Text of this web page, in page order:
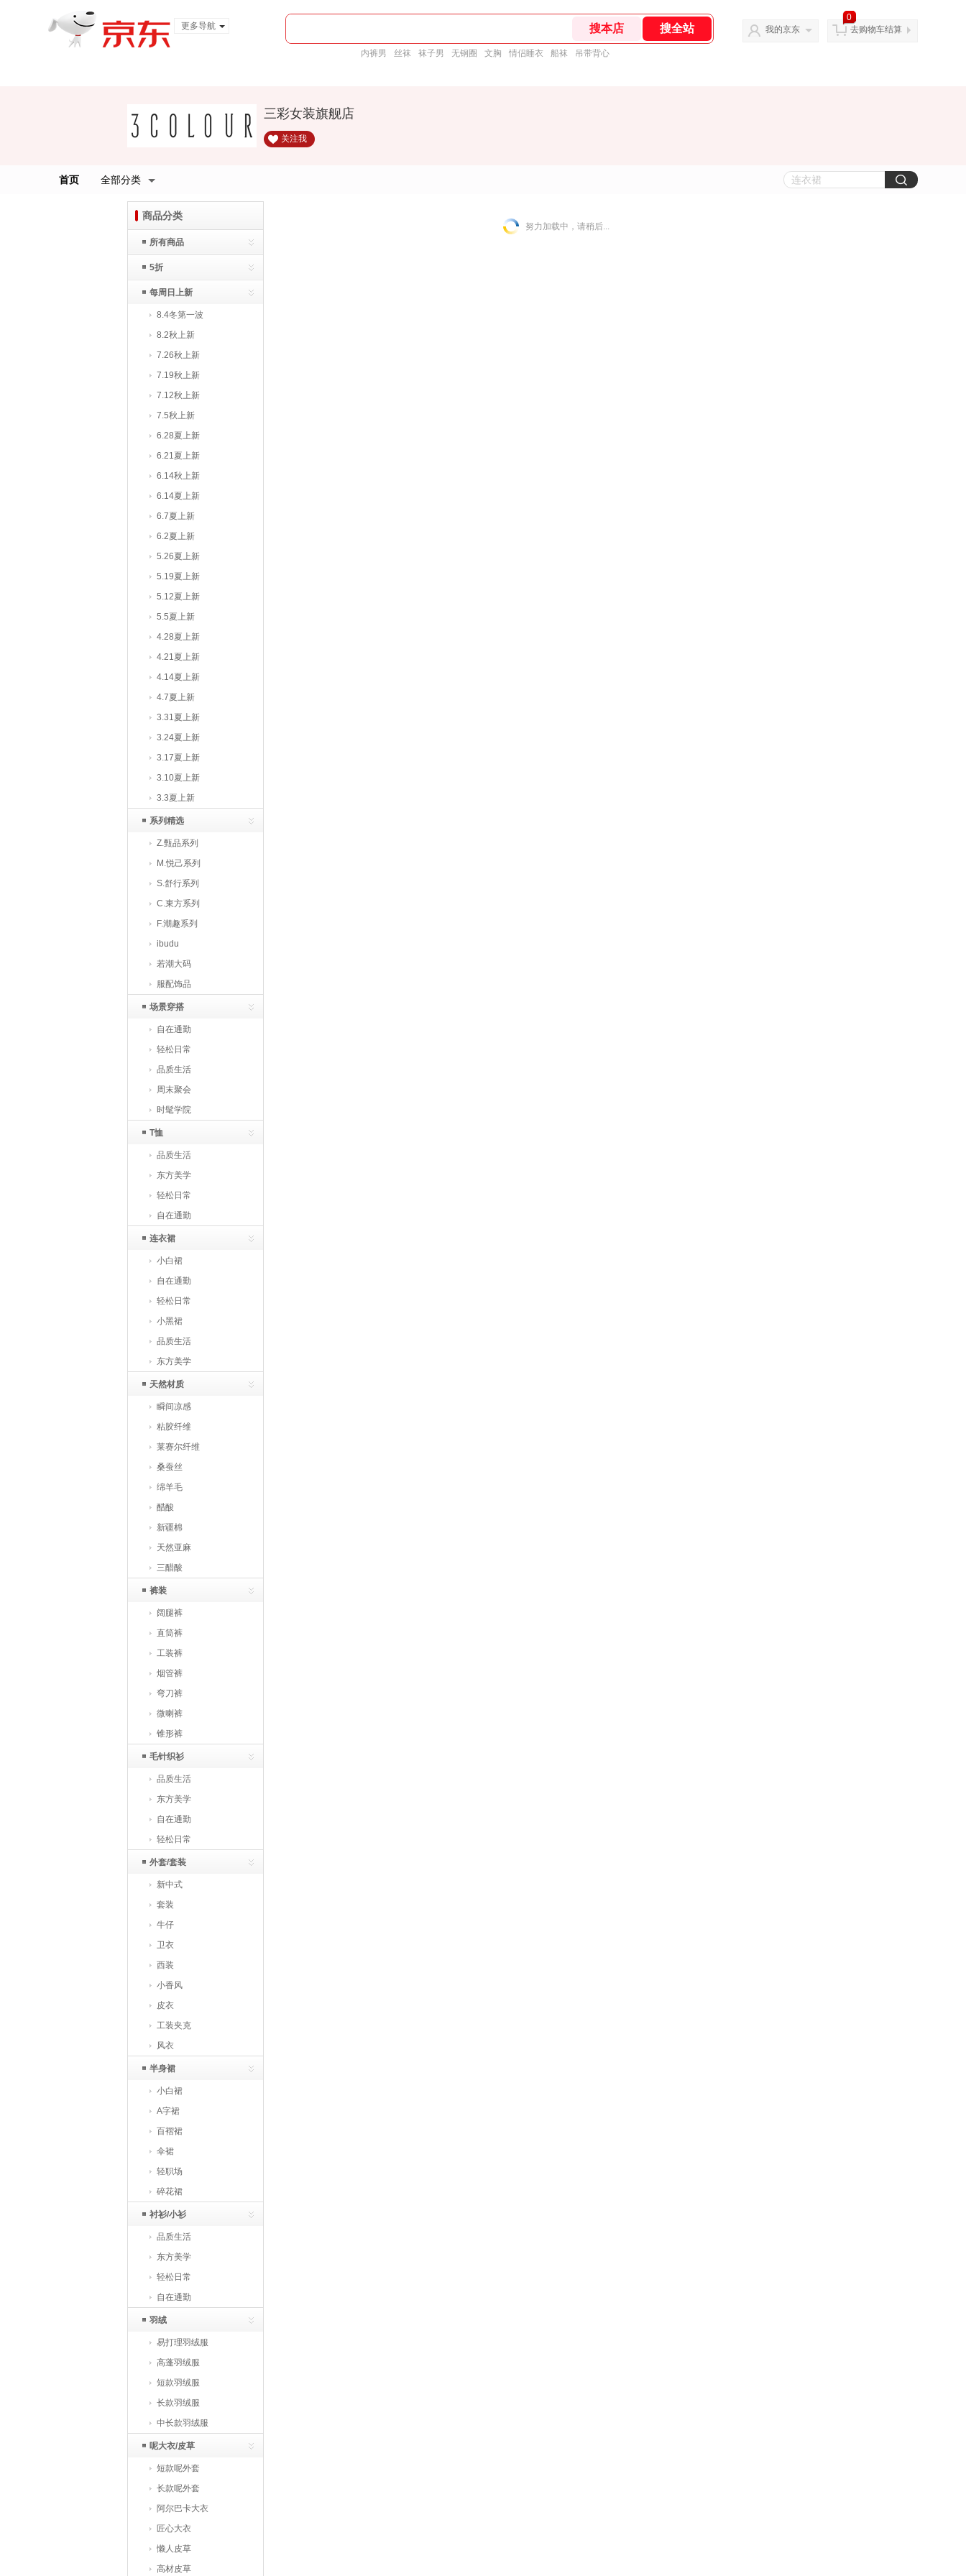
更多导航
内裤男 丝袜 袜子男 无钢圈 文胸 情侣睡衣 船袜 吊带背心
我的京东
0
去购物车结算
三彩女装旗舰店
关注我
首页 全部分类
商品分类
所有商品
5折
每周日上新
8.4冬第一波
8.2秋上新
7.26秋上新
7.19秋上新
7.12秋上新
7.5秋上新
6.28夏上新
6.21夏上新
6.14秋上新
6.14夏上新
6.7夏上新
6.2夏上新
5.26夏上新
5.19夏上新
5.12夏上新
5.5夏上新
4.28夏上新
4.21夏上新
4.14夏上新
4.7夏上新
3.31夏上新
3.24夏上新
3.17夏上新
3.10夏上新
3.3夏上新
系列精选
Z.甄品系列
M.悦己系列
S.舒行系列
C.東方系列
F.潮趣系列
ibudu
若潮大码
服配饰品
场景穿搭
自在通勤
轻松日常
品质生活
周末聚会
时髦学院
T恤
品质生活
东方美学
轻松日常
自在通勤
连衣裙
小白裙
自在通勤
轻松日常
小黑裙
品质生活
东方美学
天然材质
瞬间凉感
粘胶纤维
莱赛尔纤维
桑蚕丝
绵羊毛
醋酸
新疆棉
天然亚麻
三醋酸
裤装
阔腿裤
直筒裤
工装裤
烟管裤
弯刀裤
微喇裤
锥形裤
毛针织衫
品质生活
东方美学
自在通勤
轻松日常
外套/套装
新中式
套装
牛仔
卫衣
西装
小香风
皮衣
工装夹克
风衣
半身裙
小白裙
A字裙
百褶裙
伞裙
轻职场
碎花裙
衬衫/小衫
品质生活
东方美学
轻松日常
自在通勤
羽绒
易打理羽绒服
高蓬羽绒服
短款羽绒服
长款羽绒服
中长款羽绒服
呢大衣/皮草
短款呢外套
长款呢外套
阿尔巴卡大衣
匠心大衣
懒人皮草
高材皮草
努力加载中，请稍后...